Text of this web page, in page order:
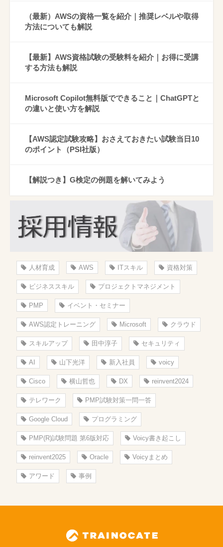
（最新）AWSの資格一覧を紹介｜推奨レベルや取得
方法についても解説
【最新】AWS資格試験の受験料を紹介｜お得に受講
する方法も解説
Microsoft Copilot無料版でできること｜ChatGPTと
の違いと使い方を解説
【AWS認定試験攻略】おさえておきたい試験当日10
のポイント（PSI社版）
【解説つき】G検定の例題を解いてみよう
人材育成 AWS ITスキル 資格対策
ビジネススキル プロジェクトマネジメント
PMP イベント・セミナー
AWS認定トレーニング Microsoft クラウド
スキルアップ 田中淳子 セキュリティ
AI 山下光洋 新入社員 voicy
Cisco 横山哲也 DX reinvent2024
テレワーク PMP試験対策一問一答
Google Cloud プログラミング
PMP(R)試験問題 第6版対応 Voicy書き起こし
reinvent2025 Oracle Voicyまとめ
アワード 事例